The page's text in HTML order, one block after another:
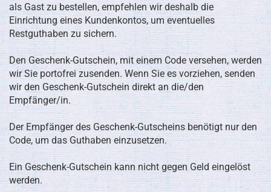
als Gast zu bestellen, empfehlen wir deshalb die
Einrichtung eines Kundenkontos, um eventuelles
Restguthaben zu sichern.
Den Geschenk-Gutschein, mit einem Code versehen, werden
wir Sie portofrei zusenden. Wenn Sie es vorziehen, senden
wir den Geschenk-Gutschein direkt an die/den
Empfänger/in.
Der Empfänger des Geschenk-Gutscheins benötigt nur den
Code, um das Guthaben einzusetzen.
Ein Geschenk-Gutschein kann nicht gegen Geld eingelöst
werden.